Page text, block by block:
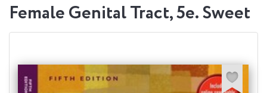
Female Genital Tract, 5e. Sweet